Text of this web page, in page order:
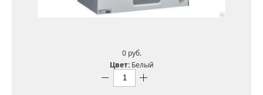
0 pуб.
Цвет:Белый